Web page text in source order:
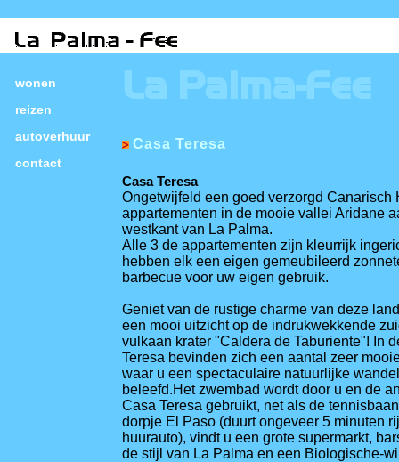
wonen
reizen
autoverhuur
contact
La Palma-Fee
Casa Teresa
Casa Teresa
Ongetwijfeld een goed verzorgd Canarisch
appartementen in de mooie vallei Aridane
westkant van La Palma.
Alle 3 de appartementen zijn kleurrijk
hebben elk een eigen gemeubileerd
barbecue voor uw eigen gebruik.
Geniet van de rustige charme van deze
een mooi uitzicht op de indrukwekkende
vulkaan krater "Caldera de Taburiente"! In
Teresa bevinden zich een aantal zeer
waar u een spectaculaire natuurlijke
beleefd.Het zwembad wordtdoor u en de
Casa Teresa gebruikt, net als de
dorpje El Paso (duurt ongeveer 5 minuten
huurauto), vindt u een grote supermarkt,
de stijl van La Palma en een Biologische-